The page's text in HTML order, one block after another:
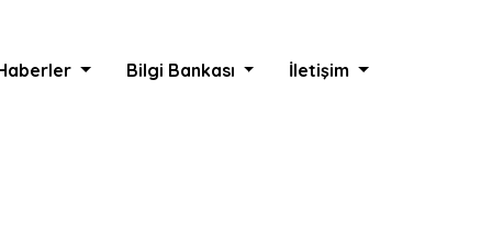
Bilgi Bankası İletişim